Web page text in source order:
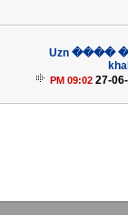
�����
27-
09:02 PM